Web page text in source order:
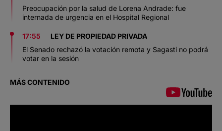
Preocupación por la salud de Lorena Andrade: fue
internada de urgencia en el Hospital Regional
17:55
LEY DE PROPIEDAD PRIVADA
El Senado rechazó la votación remota y Sagasti no podrá
votar en la sesión
MÁS CONTENIDO